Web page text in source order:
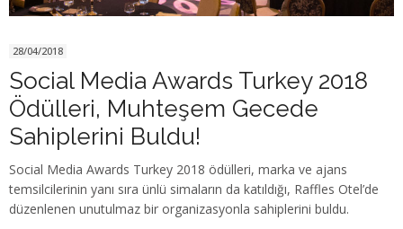
28/04/2018
Social Media Awards Turkey 2018
Ödülleri, Muhteşem Gecede
Sahiplerini Buldu!
Social Media Awards Turkey 2018 ödülleri, marka ve ajans
temsilcilerinin yanı sıra ünlü simaların da katıldığı, Raffles Otel’de
düzenlenen unutulmaz bir organizasyonla sahiplerini buldu.